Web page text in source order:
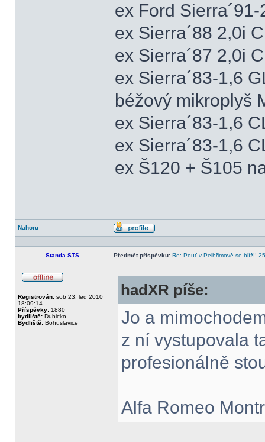
ex Ford
ex Sierra´88 2,0i
ex Sierra´87 2,0i
ex Sierra´83-1,6
béžový mikroplyš
ex Sierra´83-1,6
ex Sierra´83-1,6
ex Š120 + Š105
Nahoru
Profil
Standa STS Předmět příspěvku: Re: Pouť v Pelhřimově se blíží!
Registrován: sob 23. led 2010
18:09:14
Příspěvky: 1880
bydliště: Dubicko
Bydliště: Bohuslavice
hadXR píše:
Jo a
z ní vystupovala
profesionálně
Alfa Romeo